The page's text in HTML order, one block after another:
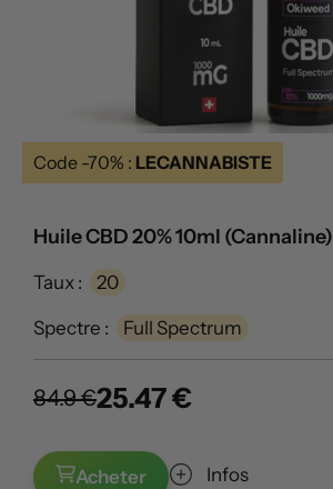
Code -70% : LECANNABISTE
Huile CBD 20% 10ml (Cannaline)
Taux : 20
Spectre : Full Spectrum
84.9 €25.47 €
Acheter Infos